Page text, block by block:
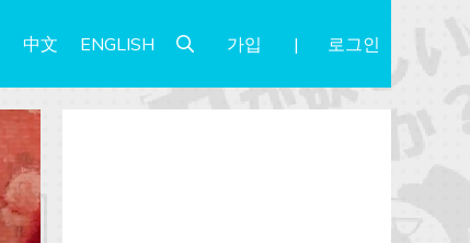
中文 ENGLISH 가입 로그인